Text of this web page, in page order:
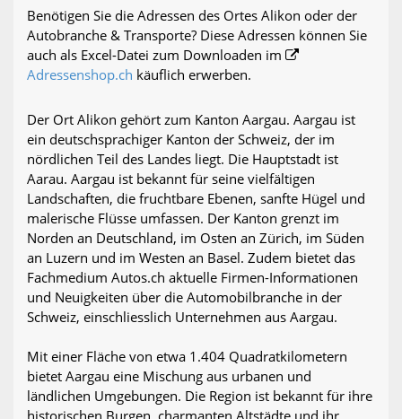
Benötigen Sie die Adressen des Ortes Alikon oder der
Autobranche & Transporte? Diese Adressen können Sie
auch als Excel-Datei zum Downloaden im
Adressenshop.ch käuflich erwerben.
Der Ort Alikon gehört zum Kanton Aargau. Aargau ist
ein deutschsprachiger Kanton der Schweiz, der im
nördlichen Teil des Landes liegt. Die Hauptstadt ist
Aarau. Aargau ist bekannt für seine vielfältigen
Landschaften, die fruchtbare Ebenen, sanfte Hügel und
malerische Flüsse umfassen. Der Kanton grenzt im
Norden an Deutschland, im Osten an Zürich, im Süden
an Luzern und im Westen an Basel. Zudem bietet das
Fachmedium Autos.ch aktuelle Firmen-Informationen
und Neuigkeiten über die Automobilbranche in der
Schweiz, einschliesslich Unternehmen aus Aargau.
Mit einer Fläche von etwa 1.404 Quadratkilometern
bietet Aargau eine Mischung aus urbanen und
ländlichen Umgebungen. Die Region ist bekannt für ihre